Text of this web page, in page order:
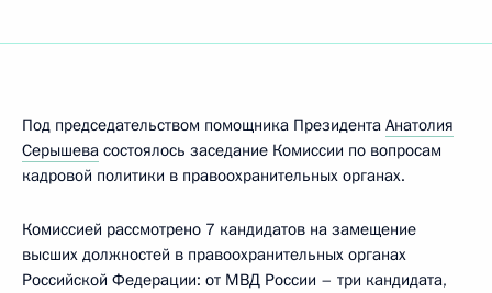
Под председательством помощника Президента Анатолия
Серышева состоялось заседание Комиссии по вопросам
кадровой политики в правоохранительных органах.
Комиссией рассмотрено 7 кандидатов на замещение
высших должностей в правоохранительных органах
Российской Федерации: от МВД России – три кандидата,